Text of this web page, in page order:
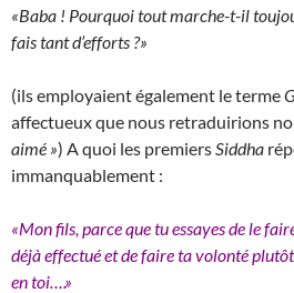
«Baba ! Pourquoi tout marche-t-il
fais tant d’efforts ?»
(ils employaient également le terme
affectueux que nous retraduirions
aimé ») A quoi les premiers Siddha
immanquablement :
«Mon fils, parce que tu essayes de le
déjà effectué et de faire ta volonté
en toi….»